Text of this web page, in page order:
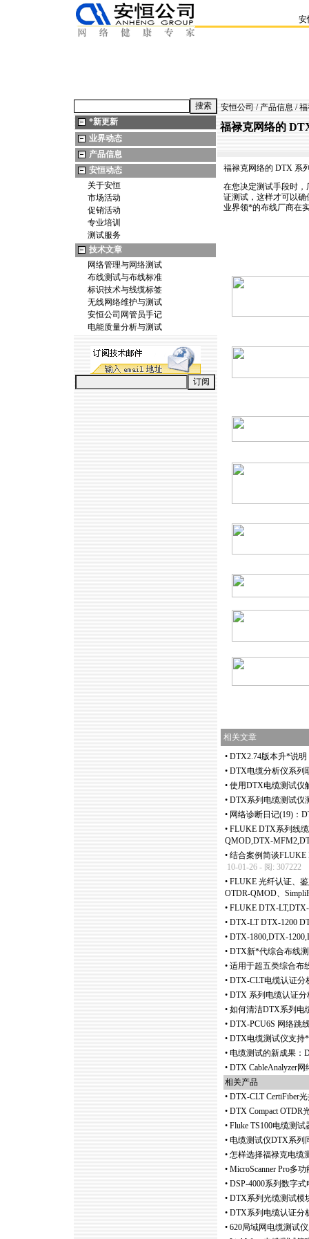
安
*新更新
业界动态
产品信息
安恒动态
关于安恒
市场活动
促销活动
专业培训
测试服务
技术文章
网络管理与网络测试
布线测试与布线标准
标识技术与线缆标签
无线网络维护与测试
安恒公司网管员手记
电能质量分析与测试
安恒公司 / 产品信息 /
福禄克网络的
福禄克网络的 DTX 系
在您决定测试手段时
证测试，这样才可以
业界领*的布线厂商在
相关文章
• DTX2.74版本升*说明
• DTX电缆分析仪系列
• 使用DTX电缆测试仪
• DTX系列电缆测试仪
• 网络诊断日记(19)：
• FLUKE DTX系列线
QMOD,DTX-
• 结合案例简谈FLUKE
10-01-26 - 阅: 307222
• FLUKE 光纤认证、
OTDR-QMOD、
• FLUKE DTX-
• DTX-LT DTX-1200
• DTX-1800,DTX-
• DTX新*代综合布线
• 适用于超五类综合布
• DTX-CLT电缆认证分
• DTX 系列电缆认证
• 如何清洁DTX系列电
• DTX-PCU6S 网络跳
• DTX电缆测试仪支持*
• 电缆测试的新成果：
• DTX CableAnalyzer
相关产品
• DTX-CLT CertiFiber
• DTX Compact OTDR
• Fluke TS100电缆测试
• 电缆测试仪DTX系列
• 怎样选择福禄克电缆
• MicroScanner Pro多
• DSP-4000系列数字
• DTX系列光缆测试模
• DTX系列电缆认证分
• 620局域网电缆测试